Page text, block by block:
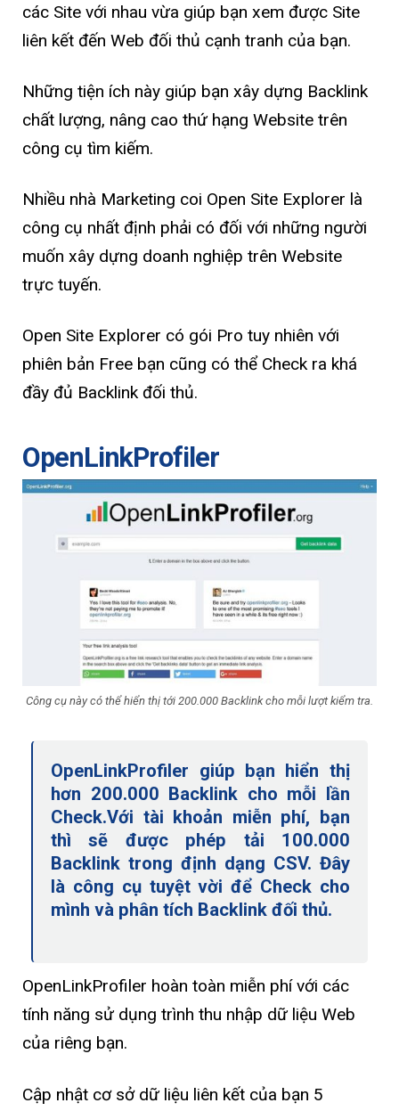
các Site với nhau vừa giúp bạn xem được Site
liên kết đến Web đối thủ cạnh tranh của bạn.
Những tiện ích này giúp bạn xây dựng Backlink
chất lượng, nâng cao thứ hạng Website trên
công cụ tìm kiếm.
Nhiều nhà Marketing coi Open Site Explorer là
công cụ nhất định phải có đối với những người
muốn xây dựng doanh nghiệp trên Website
trực tuyến.
Open Site Explorer có gói Pro tuy nhiên với
phiên bản Free bạn cũng có thể Check ra khá
đầy đủ Backlink đối thủ.
OpenLinkProfiler
Công cụ này có thể hiển thị tới 200.000 Backlink cho mỗi lượt kiểm tra.
OpenLinkProfiler giúp bạn hiển thị
hơn 200.000 Backlink cho mỗi lần
Check.Với tài khoản miễn phí, bạn
thì sẽ được phép tải 100.000
Backlink trong định dạng CSV. Đây
là công cụ tuyệt vời để Check cho
mình và phân tích Backlink đối thủ.
OpenLinkProfiler hoàn toàn miễn phí với các
tính năng sử dụng trình thu nhập dữ liệu Web
của riêng bạn.
Cập nhật cơ sở dữ liệu liên kết của bạn 5